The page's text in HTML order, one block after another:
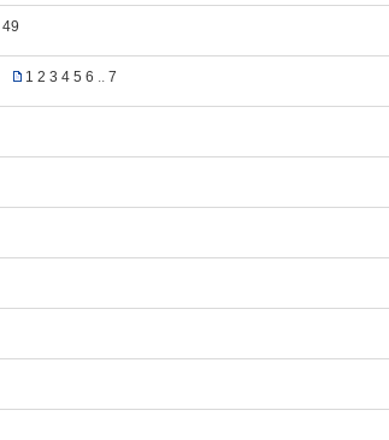
49
1 2 3 4 5 6 .. 7